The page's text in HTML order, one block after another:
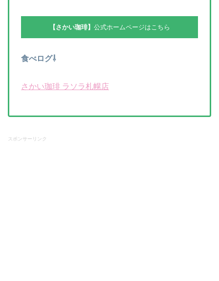
【さかい珈琲】 公式ホームページはこちら
食べログ⇩
さかい珈琲 ラソラ札幌店
スポンサーリンク